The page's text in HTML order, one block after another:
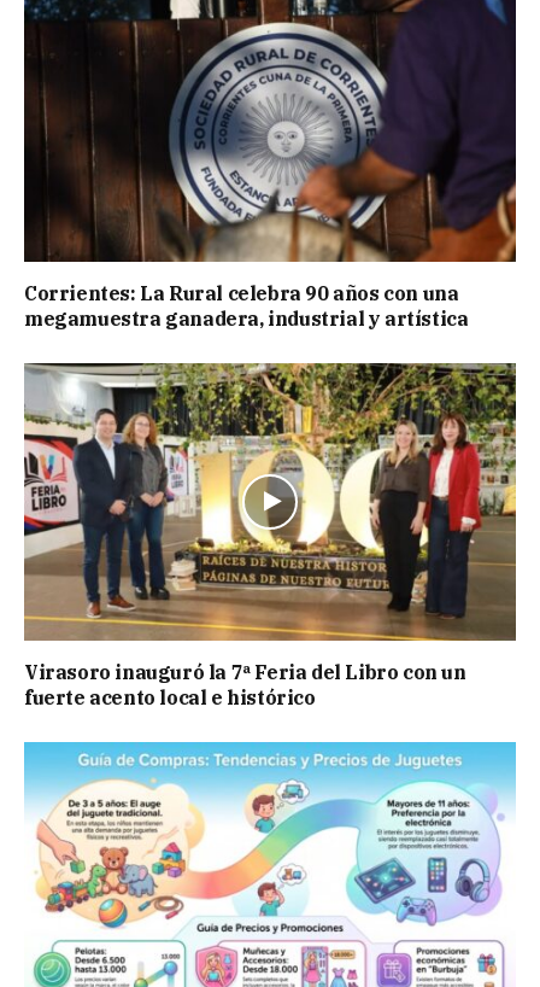
Corrientes: La Rural celebra 90 años con una
megamuestra ganadera, industrial y artística
Virasoro inauguró la 7ª Feria del Libro con un
fuerte acento local e histórico